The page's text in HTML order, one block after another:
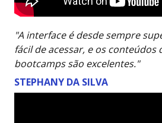
"A interface é desde sempre
fácil de acessar, e os conteúdos
bootcamps são excelentes."
STEPHANY DA SILVA